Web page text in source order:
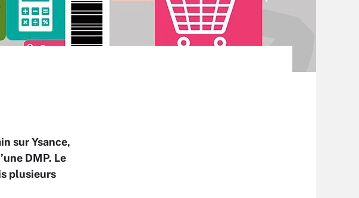
sur Ysance,
DMP. Le
plusieurs